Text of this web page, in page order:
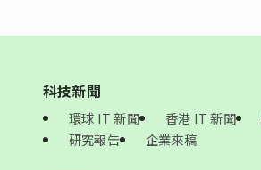
科技新聞
環球 IT 新聞 香港 IT 新聞
研究報告
企業來稿